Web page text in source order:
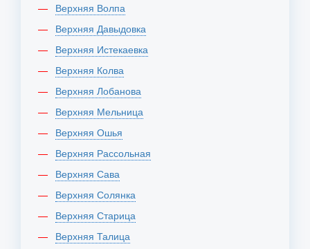
Верхняя Волпа
Верхняя Давыдовка
Верхняя Истекаевка
Верхняя Колва
Верхняя Лобанова
Верхняя Мельница
Верхняя Ошья
Верхняя Рассольная
Верхняя Сава
Верхняя Солянка
Верхняя Старица
Верхняя Талица